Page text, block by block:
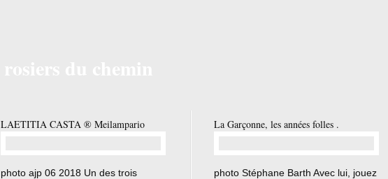
LAETITIA CASTA ® Meilampario
photo ajp 06 2018 Un des trois
La Garçonne, les années folles .
photo Stéphane Barth Avec lui, jouez